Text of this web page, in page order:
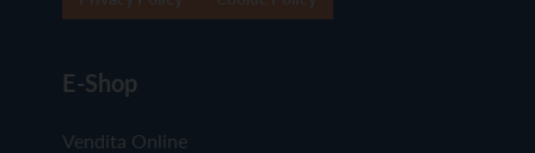
E-Shop
Vendita Online